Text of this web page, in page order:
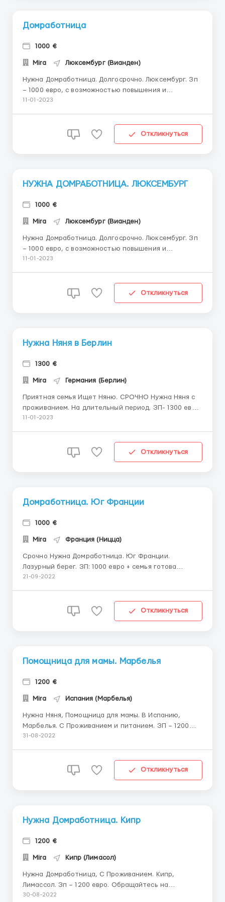
Домработница
1000 €
Mira Люксембург (Вианден)
Нужна Домработница. Долгосрочно. Люксембург. Зп
– 1000 евро, с возможностью повышения и
премиальными. Замечательная семья, ищет
питанием, компенсация дороги. Двое деток: 2,5 лет
и 11 месяцев. Для работни...
11-01-2023
Откликнуться
НУЖНА ДОМРАБОТНИЦА. ЛЮКСЕМБУРГ
1000 €
Mira Люксембург (Вианден)
Нужна Домработница. Долгосрочно. Люксембург. Зп
– 1000 евро, с возможностью повышения и
премиальными. Замечательная семья, ищет
питанием, компенсация дороги. (!) Двое деток: 2,5
11-01-2023
Откликнуться
Нужна Няня в Берлин
1300 €
Mira Германия (Берлин)
Приятная семья Ищет Няню. СРОЧНО Нужна Няня с
проживанием. На длительный период. ЗП- 1300 евро.
Германия, Берлин. Няня нужна для малыша 5
вставать к нему, малыш быстро засыпает,
убаюкивать его не нужно. О...
11-01-2023
Откликнуться
Домработница. Юг Франции
1000 €
Mira Франция (Ницца)
Срочно Нужна Домработница. Юг Франции.
Лазурный берег. ЗП: 1000 евро + семья готова
оформить документы. Замечательная семья.
1 выходной в неделю. Оформят документы на
пребывание в стране. Пожел...
21-09-2022
Откликнуться
Помощница для мамы. Марбелья
1200 €
Mira Испания (Марбелья)
Нужна Няня, Помощница для мамы. В Испанию,
Марбелья. С Проживанием и питанием. ЗП – 1200
евро, с возможностью повышения. В семье трое
младшего ребенка и помощь маме по дому. Комната
31-08-2022
Откликнуться
Нужна Домработница. Кипр
1200 €
Mira Кипр (Лимасол)
Нужна Домработница, С Проживанием. Кипр,
Лимассол. Зп – 1200 евро. Обращайтесь на
Viber/WhatsApp по номеру +380671224077 Ищем
30-08-2022